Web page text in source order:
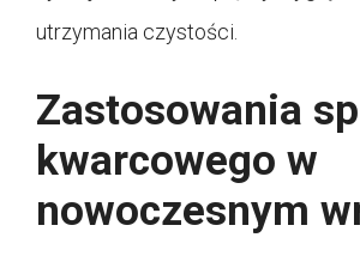
utrzymania czystości.
Zastosowania
kwarcowego w
nowoczesnym